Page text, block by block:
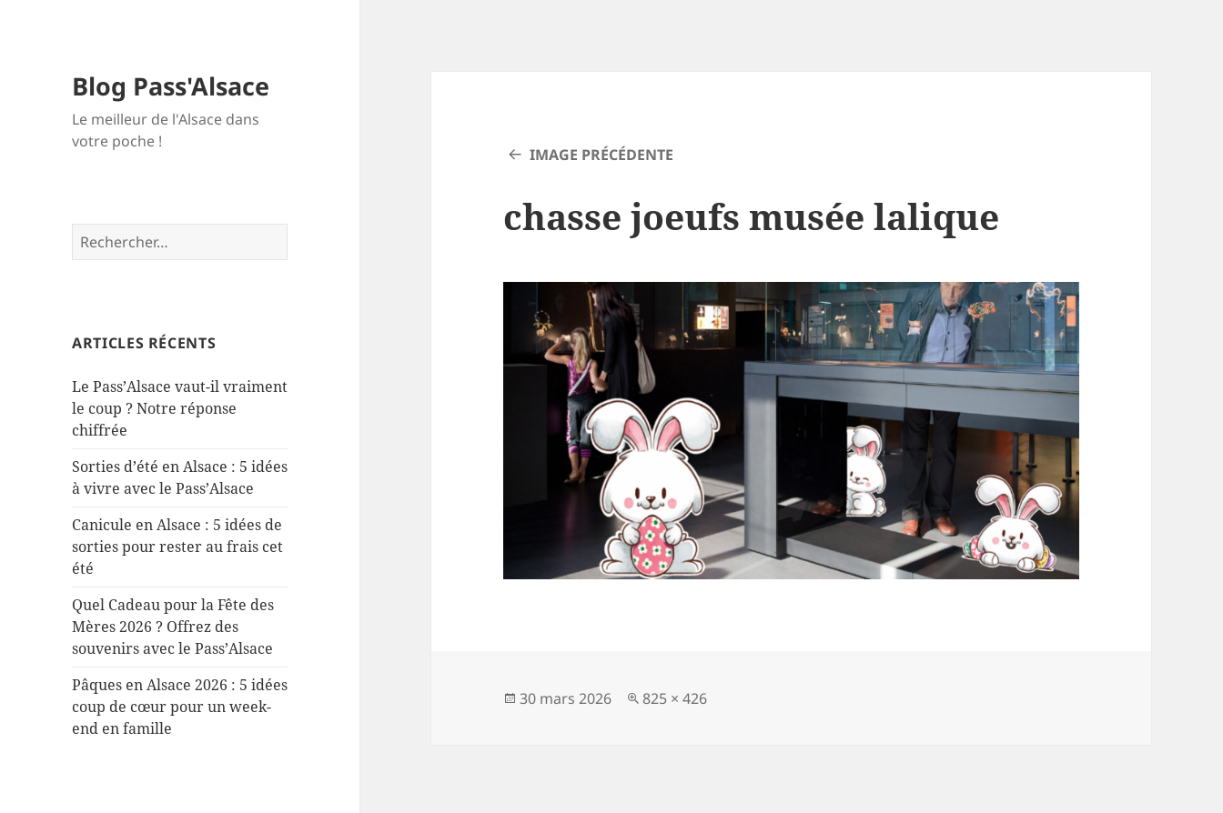
Blog Pass'Alsace
Le meilleur de l'Alsace dans
votre poche !
Rechercher :
ARTICLES RÉCENTS
Le Pass’Alsace vaut-il vraiment
le coup ? Notre réponse
chiffrée
Sorties d’été en Alsace : 5 idées
à vivre avec le Pass’Alsace
Canicule en Alsace : 5 idées de
sorties pour rester au frais cet
été
Quel Cadeau pour la Fête des
Mères 2026 ? Offrez des
souvenirs avec le Pass’Alsace
Pâques en Alsace 2026 : 5 idées
coup de cœur pour un week-
end en famille
IMAGE PRÉCÉDENTE
chasse joeufs musée lalique
Publié
30 mars 2026
Taille
825 × 426